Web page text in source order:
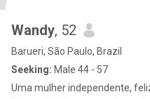
Wandy, 52
Barueri, São Paulo, Brazil
Seeking: Male 44 - 57
Uma mulher independente,